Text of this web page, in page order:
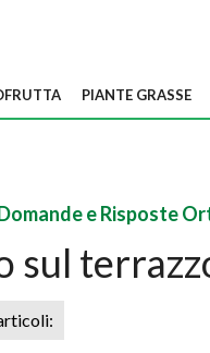
PIANTE GRASSE
e Risposte
sul